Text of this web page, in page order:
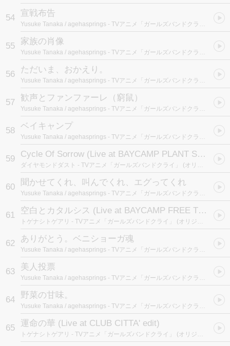
54 宣戦布告
Yusuke Tanaka / agehasprings - TVアニメ「ガールズバンドクライ」 (オリジナルサウンドトラック)
55 家族の肖像
Yusuke Tanaka / agehasprings - TVアニメ「ガールズバンドクライ」 (オリジナルサウンドトラック)
56 ただいま、おかえり。
Yusuke Tanaka / agehasprings - TVアニメ「ガールズバンドクライ」 (オリジナルサウンドトラック)
57 歓声とファンファーレ（窮鼠）
Yusuke Tanaka / agehasprings - TVアニメ「ガールズバンドクライ」 (オリジナルサウンドトラック)
58 ベイキャンプ
Yusuke Tanaka / agehasprings - TVアニメ「ガールズバンドクライ」 (オリジナルサウンドトラック)
59 Cycle Of Sorrow (Live at BAYCAMP PLANT STAGE edit)
ダイヤモンドダスト - TVアニメ「ガールズバンドクライ」 (オリジナルサウンドトラック)
60 聞かせてくれ、叫んでくれ、エグってくれ
Yusuke Tanaka / agehasprings - TVアニメ「ガールズバンドクライ」 (オリジナルサウンドトラック)
61 空白とカタルシス (Live at BAYCAMP FREE THROW GARDEN edit)
トゲナシトゲアリ - TVアニメ「ガールズバンドクライ」 (オリジナルサウンドトラック)
62 ありがとう。ベニショーガ魂
Yusuke Tanaka / agehasprings - TVアニメ「ガールズバンドクライ」 (オリジナルサウンドトラック)
63 美人投票
Yusuke Tanaka / agehasprings - TVアニメ「ガールズバンドクライ」 (オリジナルサウンドトラック)
64 野菜の甘味。
Yusuke Tanaka / agehasprings - TVアニメ「ガールズバンドクライ」 (オリジナルサウンドトラック)
65 運命の華 (Live at CLUB CITTA' edit)
トゲナシトゲアリ - TVアニメ「ガールズバンドクライ」 (オリジナルサウンドトラック)